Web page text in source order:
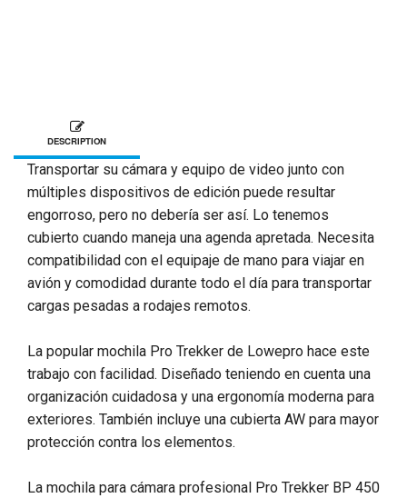
DESCRIPTION
Transportar su cámara y equipo de video junto con
múltiples dispositivos de edición puede resultar
engorroso, pero no debería ser así. Lo tenemos
cubierto cuando maneja una agenda apretada. Necesita
compatibilidad con el equipaje de mano para viajar en
avión y comodidad durante todo el día para transportar
cargas pesadas a rodajes remotos.
La popular mochila Pro Trekker de Lowepro hace este
trabajo con facilidad. Diseñado teniendo en cuenta una
organización cuidadosa y una ergonomía moderna para
exteriores. También incluye una cubierta AW para mayor
protección contra los elementos.
La mochila para cámara profesional Pro Trekker BP 450